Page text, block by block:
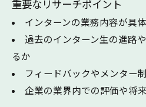
実務経験から長期イ
身につける
長期インターンにおける
長期インターンの理
重要なリサーチポイント
インターンの業務内容が具
過去のインターン生の進路
るか
フィードバックやメンター
企業の業界内での評価や将